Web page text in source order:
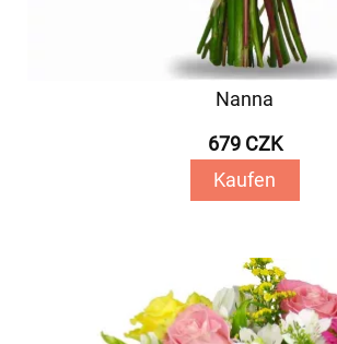
Nanna
679 CZK
Kaufen